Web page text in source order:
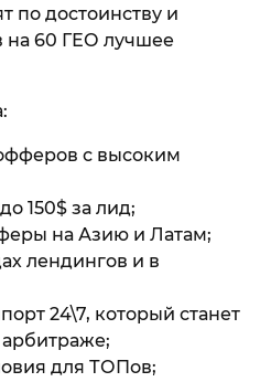
по достоинству и
на 60 ГЕО лучшее
с высоким
150$ за лид;
на Азию и Латам;
лендингов и в
24\7, который станет
арбитраже;
для ТОПов;